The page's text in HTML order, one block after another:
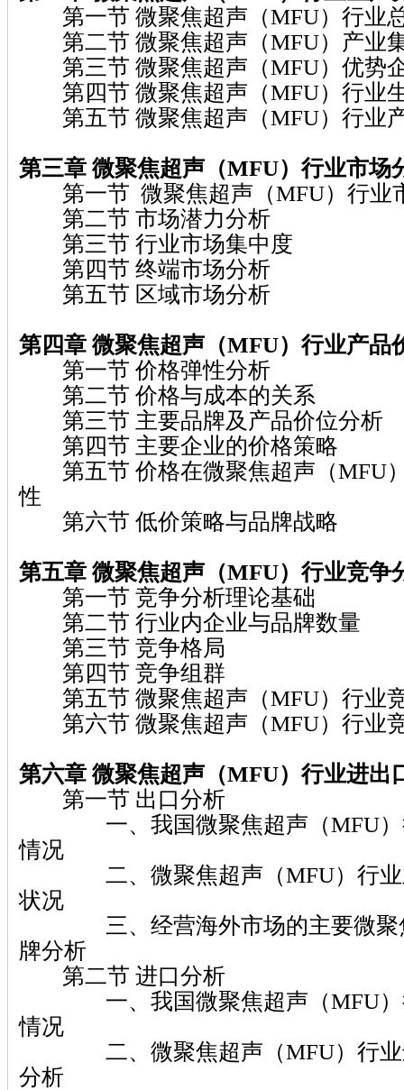
第一节 微聚焦超声（MFU）行业
第二节 微聚焦超声（MFU）产业
第三节 微聚焦超声（MFU）优势
第四节 微聚焦超声（MFU）行业
第五节 微聚焦超声（MFU）行业
第三章 微聚焦超声（MFU）行业市场
第一节 微聚焦超声（MFU）行业
第二节 市场潜力分析
第三节 行业市场集中度
第四节 终端市场分析
第五节 区域市场分析
第四章 微聚焦超声（MFU）行业产品
第一节 价格弹性分析
第二节 价格与成本的关系
第三节 主要品牌及产品价位分析
第四节 主要企业的价格策略
第五节 价格在微聚焦超声（MFU
性
第六节 低价策略与品牌战略
第五章 微聚焦超声（MFU）行业竞争
第一节 竞争分析理论基础
第二节 行业内企业与品牌数量
第三节 竞争格局
第四节 竞争组群
第五节 微聚焦超声（MFU）行业
第六节 微聚焦超声（MFU）行业
第六章 微聚焦超声（MFU）行业进出
第一节 出口分析
一、我国微聚焦超声（MFU）
情况
二、微聚焦超声（MFU）行业
状况
三、经营海外市场的主要微聚
牌分析
第二节 进口分析
一、我国微聚焦超声（MFU）
情况
二、微聚焦超声（MFU）行业
分析